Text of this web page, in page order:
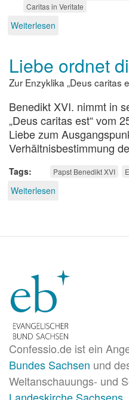
Caritas in Veritate
Weiterlesen
Wahrheit
Liebe ordnet
Zur Enzyklika „Deus caritas
Benedikt XVI. nimmt in
„Deus caritas est“ vom
Liebe zum
Verhältnisbestimmung
Tags Papst Benedikt XVI
Weiterlesen
Welt
Confessio.de ist ein
Bundes Sachsen und
Weltanschauungs- und